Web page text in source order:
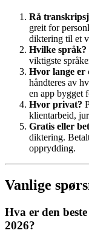
Rå
greit for
diktering til et
Hvilke språk?
viktigste
Hvor lange er
håndteres av
en app bygget
Hvor privat?
klientarbeid,
Gratis eller
diktering.
opprydding.
Vanlige
Hva er den
2026?